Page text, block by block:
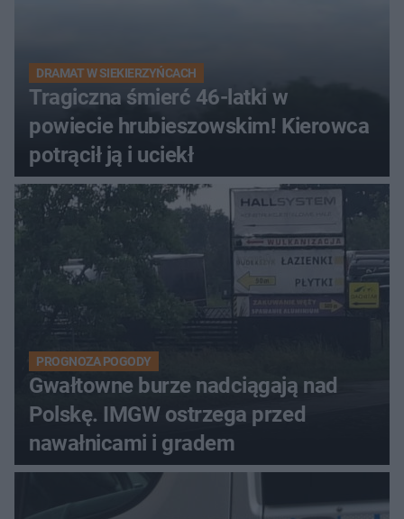
DRAMAT W SIEKIERZYŃCACH
Tragiczna śmierć 46-latki w
powiecie hrubieszowskim! Kierowca
potrącił ją i uciekł
PROGNOZA POGODY
Gwałtowne burze nadciągają nad
Polskę. IMGW ostrzega przed
nawałnicami i gradem